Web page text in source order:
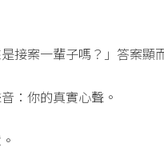
接案一輩子嗎？」答案顯
：你的真實心聲。